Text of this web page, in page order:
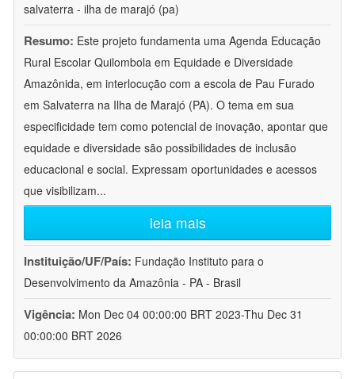
salvaterra - ilha de marajó (pa)
Resumo: Este projeto fundamenta uma Agenda Educação
Rural Escolar Quilombola em Equidade e Diversidade
Amazônida, em interlocução com a escola de Pau Furado
em Salvaterra na Ilha de Marajó (PA). O tema em sua
especificidade tem como potencial de inovação, apontar que
equidade e diversidade são possibilidades de inclusão
educacional e social. Expressam oportunidades e acessos
que visibilizam...
leia mais
Instituição/UF/País: Fundação Instituto para o
Desenvolvimento da Amazônia - PA - Brasil
Vigência: Mon Dec 04 00:00:00 BRT 2023-Thu Dec 31
00:00:00 BRT 2026